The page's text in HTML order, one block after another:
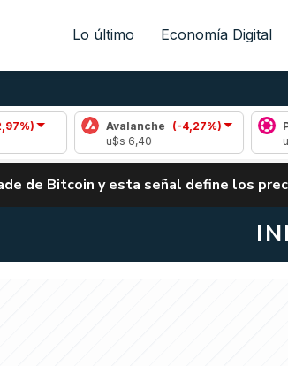
Lo último Economía Digital
Avalanche
(-4,27%)
Polkadot (-
de Bitcoin y esta señal define los